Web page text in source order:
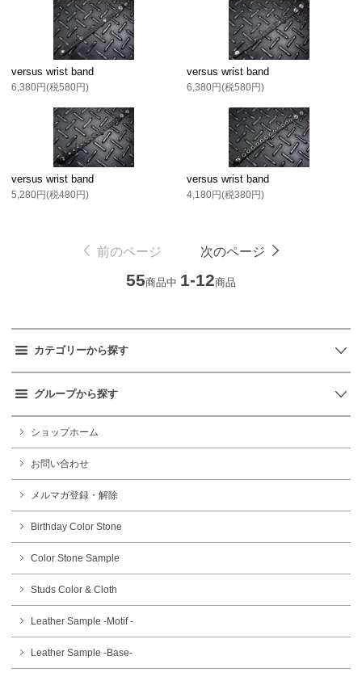
versus wrist band
6,380円(税580円)
versus wrist band
6,380円(税580円)
versus wrist band
5,280円(税480円)
versus wrist band
4,180円(税380円)
前のページ 次のページ
55商品中 1-12商品
カテゴリーから探す
グループから探す
ショップホーム
お問い合わせ
メルマガ登録・解除
Birthday Color Stone
Color Stone Sample
Studs Color & Cloth
Leather Sample -Motif -
Leather Sample -Base-